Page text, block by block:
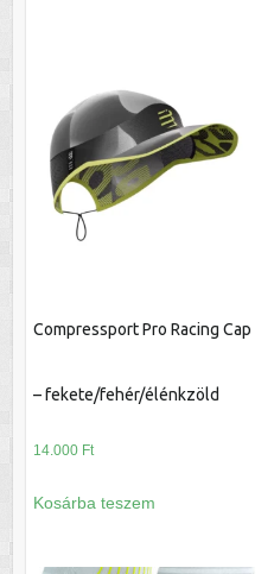
Compressport Pro Racing Cap
– fekete/fehér/élénkzöld
14.000 Ft
Kosárba teszem